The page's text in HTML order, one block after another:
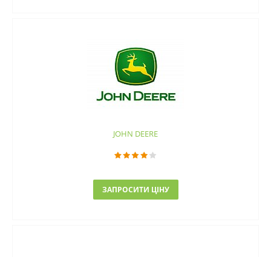
JOHN DEERE
ЗАПРОСИТИ ЦІНУ